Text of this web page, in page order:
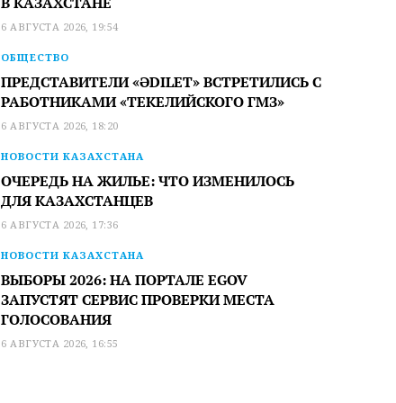
6 АВГУСТА 2026, 19:54
ОБЩЕСТВО
ПРЕДСТАВИТЕЛИ «ӘDILET» ВСТРЕТИЛИСЬ С
РАБОТНИКАМИ «ТЕКЕЛИЙСКОГО ГМЗ»
6 АВГУСТА 2026, 18:20
НОВОСТИ КАЗАХСТАНА
ОЧЕРЕДЬ НА ЖИЛЬЕ: ЧТО ИЗМЕНИЛОСЬ
ДЛЯ КАЗАХСТАНЦЕВ
6 АВГУСТА 2026, 17:36
НОВОСТИ КАЗАХСТАНА
ВЫБОРЫ 2026: НА ПОРТАЛЕ EGOV
ЗАПУСТЯТ СЕРВИС ПРОВЕРКИ МЕСТА
ГОЛОСОВАНИЯ
6 АВГУСТА 2026, 16:55